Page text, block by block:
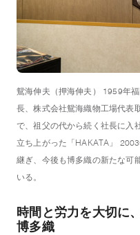
鴛海伸夫（押海伸夫） 1959年
長、株式会社鴛海織物工場代表
で、祖父の代から続く社長に入
立ち上がった「HAKATA」
継ぎ、今後も博多織の新たな可
いる。
時間と労力を大切に、
博多織